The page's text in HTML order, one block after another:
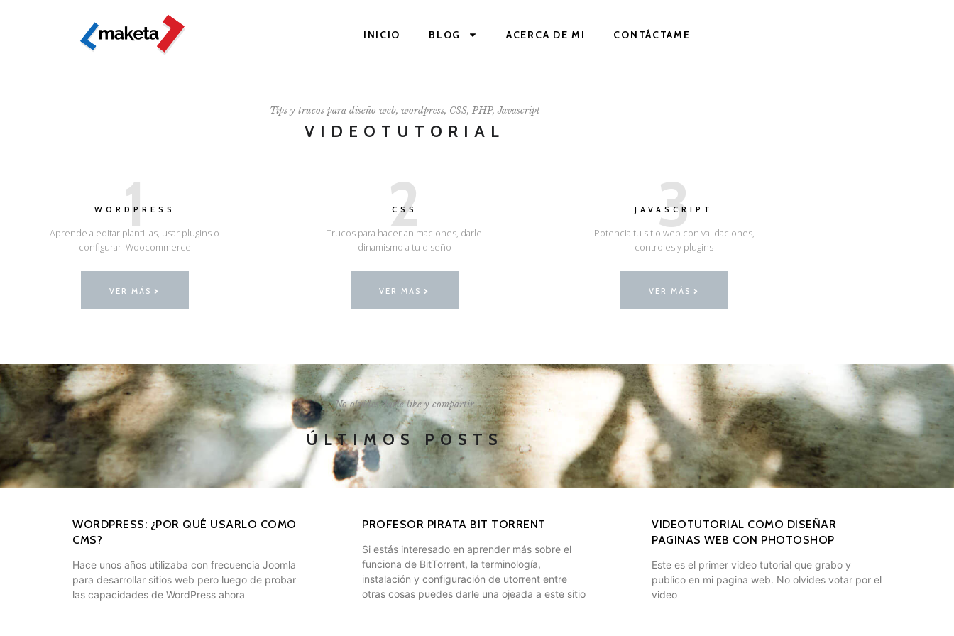
INICIO BLOG ACERCA DE MI CONTÁCTAME
Tips y trucos para diseño web, wordpress, CSS, PHP, Javascript
VIDEOTUTORIAL
1
WORDPRESS
Aprende a editar plantillas, usar plugins o
configurar Woocommerce
VER MÁS
2
CSS
Trucos para hacer animaciones, darle
dinamismo a tu diseño
VER MÁS
3
JAVASCRIPT
Potencia tu sitio web con validaciones,
controles y plugins
VER MÁS
No olvides darle like y compartir
ÚLTIMOS POSTS
WORDPRESS: ¿POR QUÉ USARLO COMO
CMS?
Hace unos años utilizaba con frecuencia Joomla
para desarrollar sitios web pero luego de probar
las capacidades de WordPress ahora
PROFESOR PIRATA BIT TORRENT
Si estás interesado en aprender más sobre el
funciona de BitTorrent, la terminología,
instalación y configuración de utorrent entre
otras cosas puedes darle una ojeada a este sitio
VIDEOTUTORIAL COMO DISEÑAR
PAGINAS WEB CON PHOTOSHOP
Este es el primer video tutorial que grabo y
publico en mi pagina web. No olvides votar por el
video